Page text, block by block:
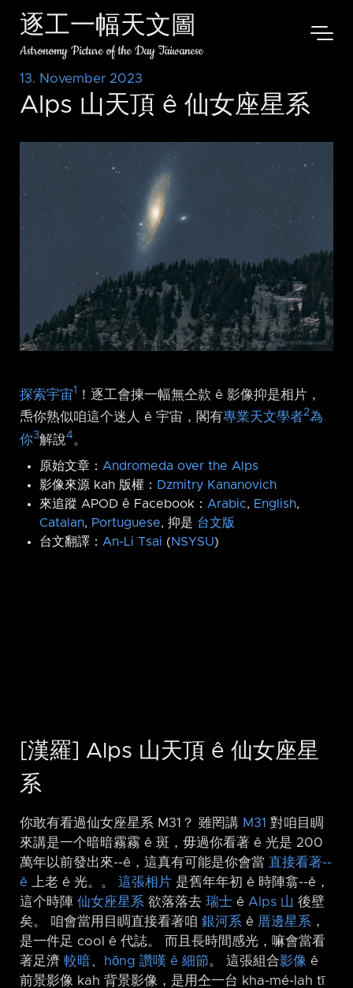
逐工一幅天文圖
Astronomy Picture of the Day Taiwanese
13. November 2023
Alps 山天頂 ê 仙女座星系
探索宇宙1
！逐工會揀一幅無仝款 ê 影像抑是相片，
𤆬你熟似咱這个迷人 ê 宇宙，閣有專業天文學者2為
你3解說4 。
原始文章： Andromeda over the Alps
影像來源 kah 版權： Dzmitry Kananovich
來追蹤 APOD ê Facebook： Arabic, English,
Catalan, Portuguese, 抑是 台文版
台文翻譯： An-Li Tsai (NSYSU)
[漢羅] Alps 山天頂 ê 仙女座星
系
你敢有看過仙女座星系 M31？ 雖罔講 M31 對咱目睭
來講是一个暗暗霧霧 ê 斑，毋過你看著 ê 光是 200
萬年以前發出來-⁠-ê，這真有可能是你會當 直接看著-⁠-
ê 上老 ê 光。。 這張相片 是舊年年初 ê 時陣翕-⁠-ê，
這个時陣 仙女座星系 欲落落去 瑞士 ê Alps 山 後壁
矣。 咱會當用目睭直接看著咱 銀河系 ê 厝邊星系 ，
是一件足 cool ê 代誌。 而且長時間感光，嘛會當看
著足濟 較暗、 hŏng 讚嘆 ê 細節。 這張組合影像 ê
前景影像 kah 背景影像，是用仝一台 kha-mé-lah tī